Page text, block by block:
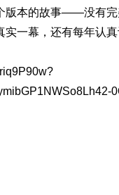
版本的故事——没有
一幕，还有每年认